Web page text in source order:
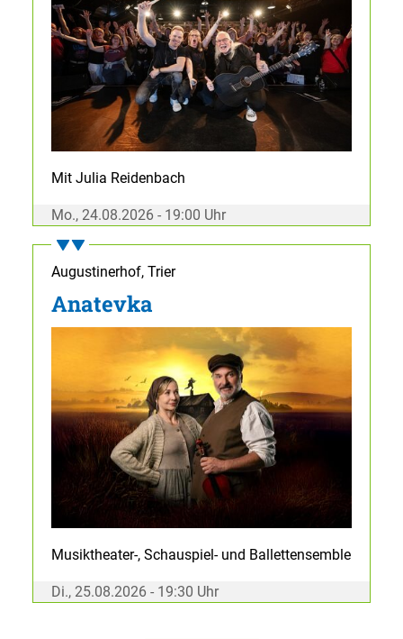
Mit Julia Reidenbach
Mo., 24.08.2026 - 19:00 Uhr
Augustinerhof, Trier
Anatevka
Musiktheater-, Schauspiel- und Ballettensemble
Di., 25.08.2026 - 19:30 Uhr